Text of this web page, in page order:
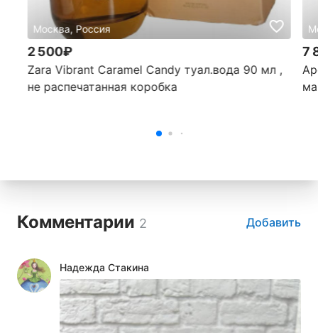
Москва, Россия
2 500₽
Zara Vibrant Caramel Candy туал.вода 90 мл ,
не распечатанная коробка
7
Комментарии 2 Добавить
Надежда Стакина